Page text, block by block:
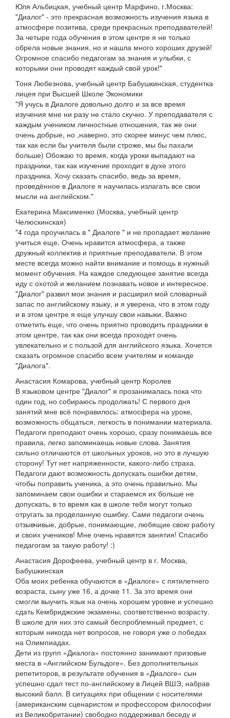
Юля Альбицкая, учебный центр Марфино, г.Москва:
"Диалог" - это прекрасная возможность изучения языка в
атмосфере позитива, среди прекрасных преподавателей!
За четыре года обучения в этом центре я не только
обрела новые знания, но и нашла много хороших друзей!
Огромное спасибо педагогам за знания и улыбки, с
которыми они проводят каждый свой урок!"
Тоня Любезнова, учебный центр Бабушкинская, студентка
лицея при Высшей Школе Экономики
"Я учусь в Диалоге довольно долго и за все время
изучения мне ни разу не стало скучно. У преподавателя с
каждым учеником личностные отношения, так же они
очень добрые, но ,наверно, это скорее минус чем плюс,
так как если бы учителя были строже, мы бы пахали
больше) Обожаю то время, когда уроки выпадают на
праздники, так как изучение проходит в духе этого
праздника. Хочу сказать спасибо, ведь за время,
проведённое в Диалоге я научилась излагать все свои
мысли на английском."
Екатерина Максименко (Москва, учебный центр
Челюскинская)
"4 года проучилась в " Диалоге " и не пропадает желание
учиться еще. Очень нравится атмосфера, а также
дружный коллектив и приятные преподаватели. В этом
месте всегда можно найти внимание и помощь в нужный
момент обучения. На каждое следующее занятие всегда
иду с охотой и желанием познавать новое и интересное.
"Диалог" развил мои знания и расширил мой словарный
запас по английскому языку, и я уверена, что в этом году
и в этом центре я еще улучшу свои навыки. Важно
отметить еще, что очень приятно проводить праздники в
этом центре, так как они всегда проходят очень
увлекательно и с пользой для английского языка. Хочется
сказать огромное спасибо всем учителям и команде
"Диалога".
Анастасия Комарова, учебный центр Королев
В языковом центре "Диалог" я прозанималась пока что
один год, но собираюсь продолжать! С первого дня
занятий мне всё понравилось: атмосфера на уроке,
возможность общаться, легкость в понимании материала.
Педагоги преподают очень хорошо, сразу понимаешь все
правила, легко запоминаешь новые слова. Занятия
сильно отличаются от школьных уроков, но это в лучшую
сторону! Тут нет напряженности, какого-либо страха.
Педагоги дают возможность допускать ошибки детям,
чтобы поправить ученика, а это очень правильно. Мы
запоминаем свои ошибки и стараемся их больше не
допускать, в то время как в школе тебя могут только
отругать за проделанную ошибку. Сами педагоги очень
отзывчивые, добрые, понимающие, любящие свою работу
и своих учеников! Мне очень нравятся занятия! Спасибо
педагогам за такую работу! :)
Анастасия Дорофеева, учебный центр в г. Москва,
Бабушкинская
Оба моих ребенка обучаются в «Диалоге» с пятилетнего
возраста, сыну уже 16, а дочке 11. За это время они
смогли выучить язык на очень хорошем уровне и успешно
сдать Кембриджские экзамены, соответственно возрасту.
В школе для них это самый беспроблемный предмет, с
которым никогда нет вопросов, не говоря уже о победах
на Олимпиадах.
Дети из групп «Диалога» постоянно занимают призовые
места в «Английском Бульдоге». Без дополнительных
репетиторов, в результате обучения в «Диалоге» сын
успешно сдал тест по-английскому в Лицей ВШЭ, набрав
высокий балл. В ситуациях при общении с носителями
(американским сценаристом и профессором философии
из Великобритании) свободно поддерживал беседу и